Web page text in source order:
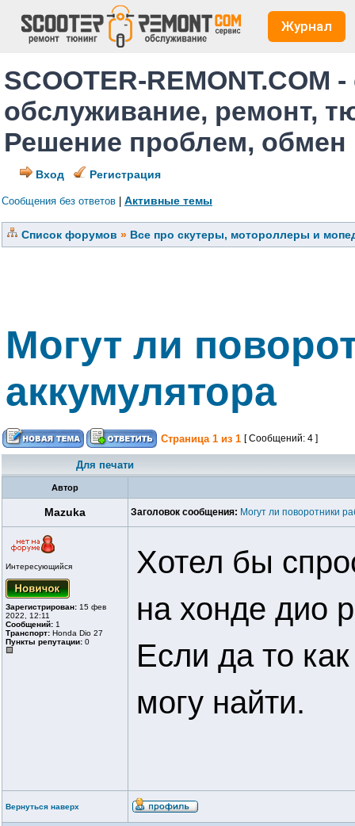
Журнал
SCOOTER-REMONT.COM
обслуживание, ремонт,
Решение проблем,
Вход Регистрация
Сообщения без ответов Активные темы
Список форумов » Все про скутеры, мотороллеры и
Могут ли
аккумулятора
Страница 1 из 1 [ Сообщений: 4 ]
Для печати
Автор
Mazuka Заголовок сообщения: Могут ли поворотники
Интересующийся
Зарегистрирован: 15 фев
2022, 12:11
Сообщений: 1
Транспорт: Honda Dio 27
Пункты репутации: 0
Хотел бы
на хонде дио
Если да то
могу найти.
Вернуться наверх